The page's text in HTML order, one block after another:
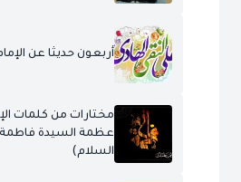
أربعون حديثا عن
مختارات من كلمات
عظمة السيدة فاطمة
السلام)